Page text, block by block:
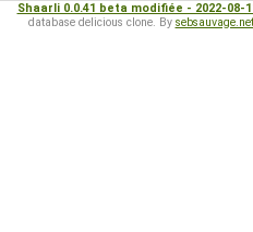
Shaarli 0.0.41 beta modifiée - 2022-08-
database delicious clone. By sebsauvage.net